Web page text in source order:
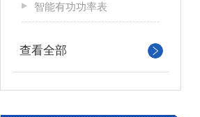
智能有功功率表
查看全部